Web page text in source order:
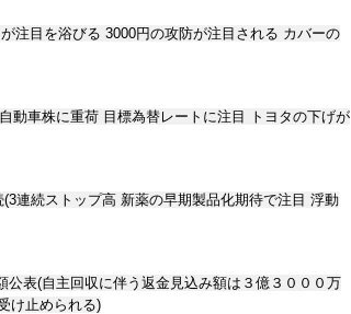
注目を浴びる 3000円の攻防が注目される カバーの
動車株に重荷 目標為替レートに注目 トヨタの下げが
連続ストップ高 新薬の早期製品化期待で注目 浮動
公表(自主回収に伴う返金見込み額は３億３０００万
け止められる)